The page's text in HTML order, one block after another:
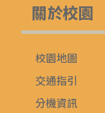
關於校園
校園地圖
交通指引
分機資訊